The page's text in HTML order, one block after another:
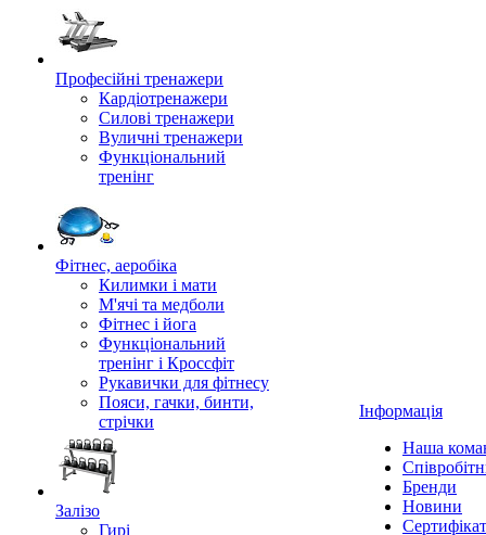
Професійні тренажери
Кардіотренажери
Силові тренажери
Вуличні тренажери
Функціональний
тренінг
Фітнес, аеробіка
Килимки і мати
М'ячі та медболи
Фітнес і йога
Функціональний
тренінг і Кроссфіт
Рукавички для фітнесу
Пояси, гачки, бинти,
стрічки
Залізо
Гирі
Інформація
Наша
Бренди
Новини